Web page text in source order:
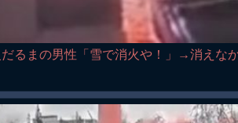
だるまの男性「雪で消火や！」→消えな